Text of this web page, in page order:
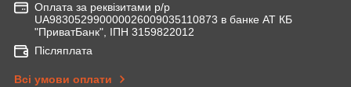
Оплата за реквізитами р/р
UA983052990000026009035110873 в банке АТ КБ
"ПриватБанк", ІПН 3159822012
Післяплата
Всі умови оплати